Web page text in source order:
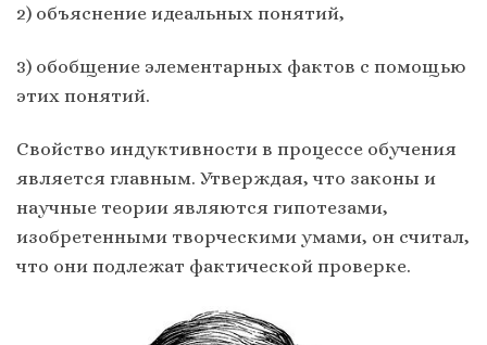
2) объяснение идеальных понятий,
3) обобщение элементарных фактов с помощью
этих понятий.
Свойство индуктивности в процессе обучения
является главным. Утверждая, что законы и
научные теории являются гипотезами,
изобретенными творческими умами, он считал,
что они подлежат фактической проверке.